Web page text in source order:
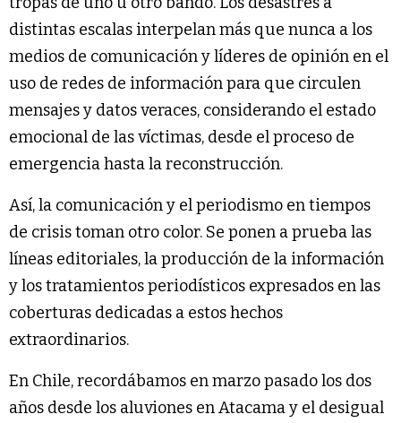
distintas escalas interpelan más que nunca a los
medios de comunicación y líderes de opinión en el
uso de redes de información para que circulen
mensajes y datos veraces, considerando el estado
emocional de las víctimas, desde el proceso de
emergencia hasta la reconstrucción.
Así, la comunicación y el periodismo en tiempos
de crisis toman otro color. Se ponen a prueba las
líneas editoriales, la producción de la información
y los tratamientos periodísticos expresados en las
coberturas dedicadas a estos hechos
extraordinarios.
En Chile, recordábamos en marzo pasado los dos
años desde los aluviones en Atacama y el desigual